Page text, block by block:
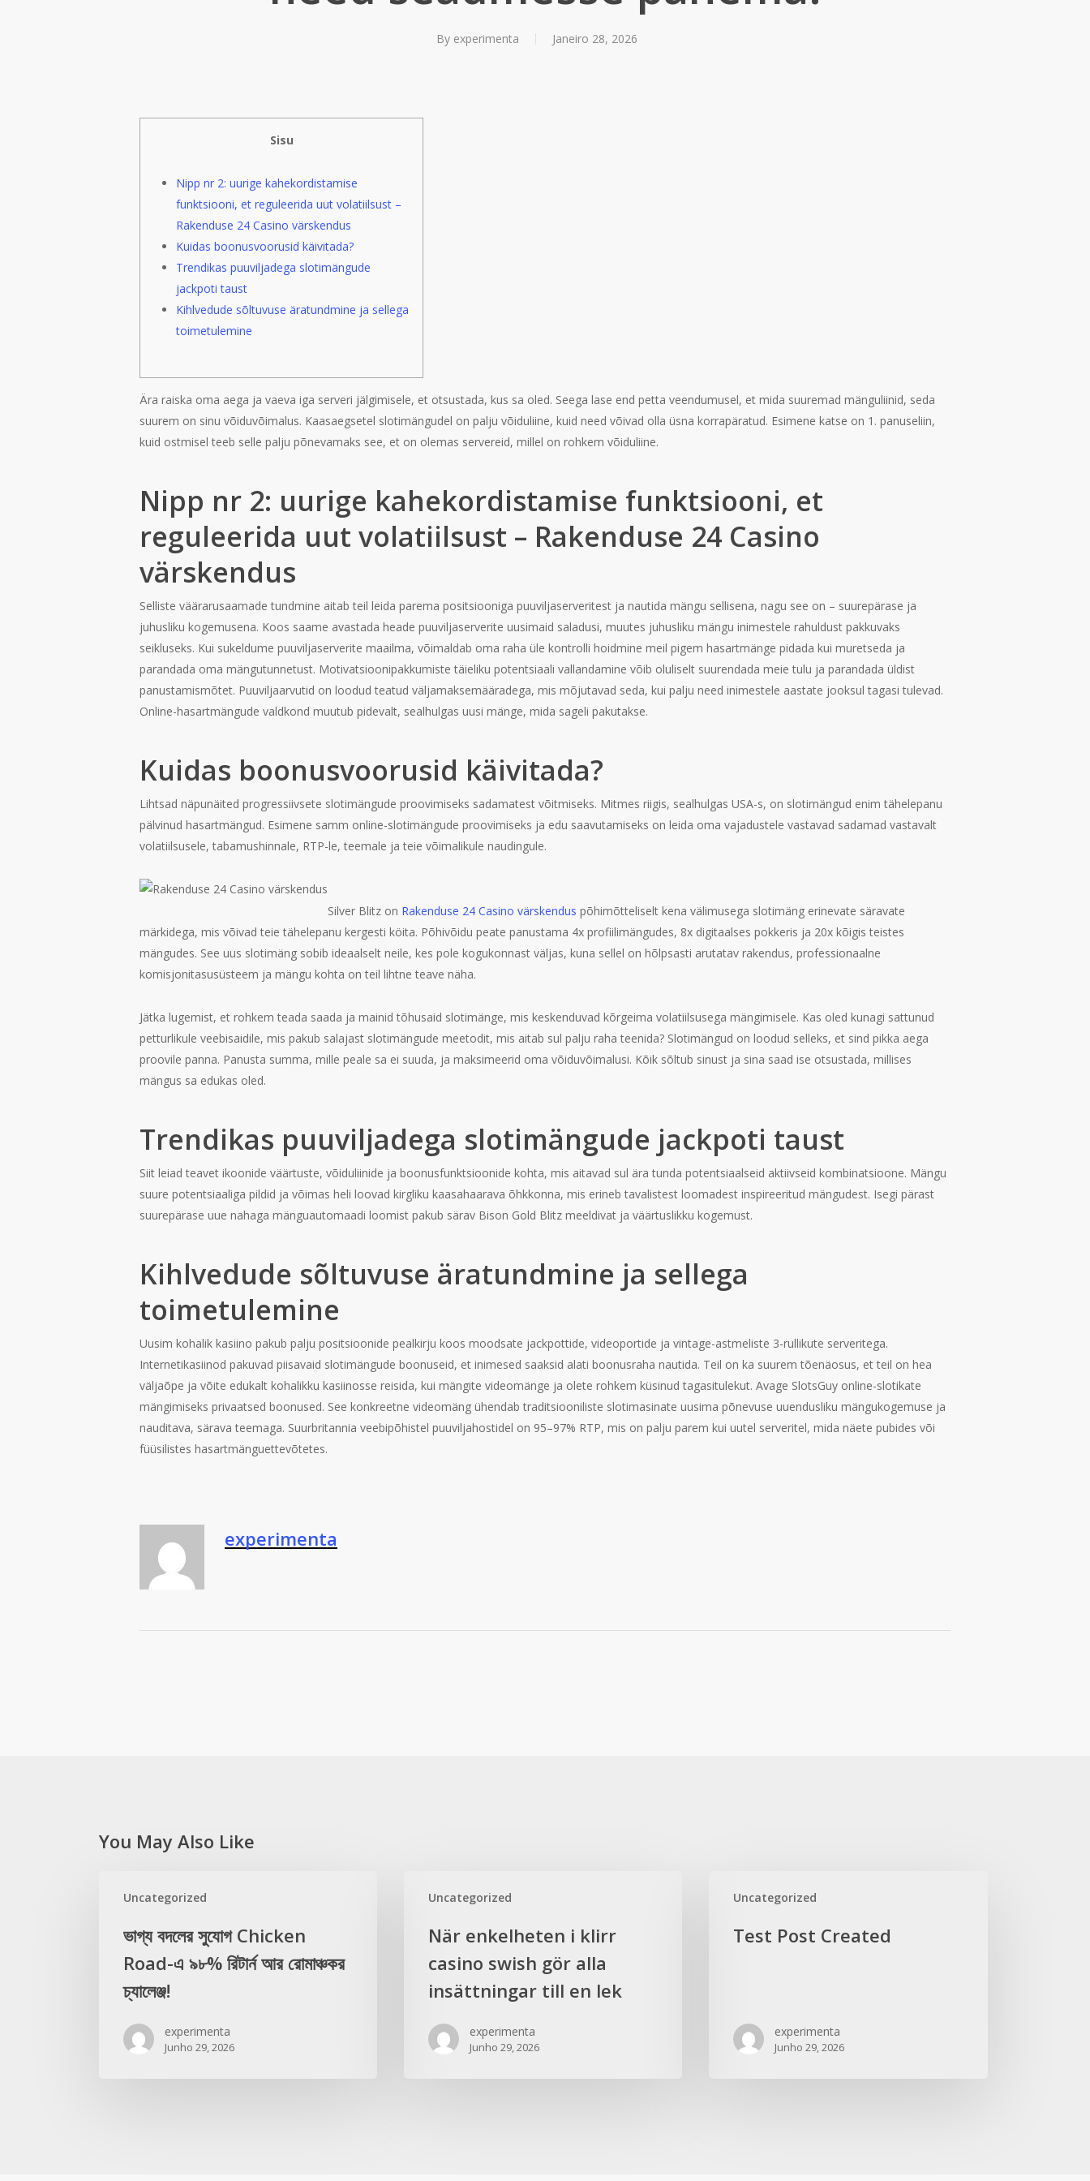
By experimenta Janeiro 28, 2026
Sisu
Nipp nr 2: uurige kahekordistamise
funktsiooni, et reguleerida uut volatiilsust –
Rakenduse 24 Casino värskendus
Kuidas boonusvoorusid käivitada?
Trendikas puuviljadega slotimängude
jackpoti taust
Kihlvedude sõltuvuse äratundmine ja sellega
toimetulemine
Ära raiska oma aega ja vaeva iga serveri jälgimisele, et otsustada, kus sa oled. Seega lase end petta veendumusel, et mida suuremad mänguliinid, seda
suurem on sinu võiduvõimalus. Kaasaegsetel slotimängudel on palju võiduliine, kuid need võivad olla üsna korrapäratud. Esimene katse on 1. panuseliin,
kuid ostmisel teeb selle palju põnevamaks see, et on olemas servereid, millel on rohkem võiduliine.
Nipp nr 2: uurige kahekordistamise funktsiooni, et
reguleerida uut volatiilsust – Rakenduse 24 Casino
värskendus
Selliste väärarusaamade tundmine aitab teil leida parema positsiooniga puuviljaserveritest ja nautida mängu sellisena, nagu see on – suurepärase ja
juhusliku kogemusena. Koos saame avastada heade puuviljaserverite uusimaid saladusi, muutes juhusliku mängu inimestele rahuldust pakkuvaks
seikluseks. Kui sukeldume puuviljaserverite maailma, võimaldab oma raha üle kontrolli hoidmine meil pigem hasartmänge pidada kui muretseda ja
parandada oma mängutunnetust. Motivatsioonipakkumiste täieliku potentsiaali vallandamine võib oluliselt suurendada meie tulu ja parandada üldist
panustamismõtet. Puuviljaarvutid on loodud teatud väljamaksemääradega, mis mõjutavad seda, kui palju need inimestele aastate jooksul tagasi tulevad.
Online-hasartmängude valdkond muutub pidevalt, sealhulgas uusi mänge, mida sageli pakutakse.
Kuidas boonusvoorusid käivitada?
Lihtsad näpunäited progressiivsete slotimängude proovimiseks sadamatest võitmiseks. Mitmes riigis, sealhulgas USA-s, on slotimängud enim tähelepanu
pälvinud hasartmängud. Esimene samm online-slotimängude proovimiseks ja edu saavutamiseks on leida oma vajadustele vastavad sadamad vastavalt
volatiilsusele, tabamushinnale, RTP-le, teemale ja teie võimalikule naudingule.
Silver Blitz on Rakenduse 24 Casino värskendus põhimõtteliselt kena välimusega slotimäng erinevate säravate
märkidega, mis võivad teie tähelepanu kergesti köita. Põhivõidu peate panustama 4x profiilimängudes, 8x digitaalses pokkeris ja 20x kõigis teistes
mängudes. See uus slotimäng sobib ideaalselt neile, kes pole kogukonnast väljas, kuna sellel on hõlpsasti arutatav rakendus, professionaalne
komisjonitasusüsteem ja mängu kohta on teil lihtne teave näha.
Jätka lugemist, et rohkem teada saada ja mainid tõhusaid slotimänge, mis keskenduvad kõrgeima volatiilsusega mängimisele. Kas oled kunagi sattunud
petturlikule veebisaidile, mis pakub salajast slotimängude meetodit, mis aitab sul palju raha teenida? Slotimängud on loodud selleks, et sind pikka aega
proovile panna. Panusta summa, mille peale sa ei suuda, ja maksimeerid oma võiduvõimalusi. Kõik sõltub sinust ja sina saad ise otsustada, millises
mängus sa edukas oled.
Trendikas puuviljadega slotimängude jackpoti taust
Siit leiad teavet ikoonide väärtuste, võiduliinide ja boonusfunktsioonide kohta, mis aitavad sul ära tunda potentsiaalseid aktiivseid kombinatsioone. Mängu
suure potentsiaaliga pildid ja võimas heli loovad kirgliku kaasahaarava õhkkonna, mis erineb tavalistest loomadest inspireeritud mängudest. Isegi pärast
suurepärase uue nahaga mänguautomaadi loomist pakub särav Bison Gold Blitz meeldivat ja väärtuslikku kogemust.
Kihlvedude sõltuvuse äratundmine ja sellega
toimetulemine
Uusim kohalik kasiino pakub palju positsioonide pealkirju koos moodsate jackpottide, videoportide ja vintage-astmeliste 3-rullikute serveritega.
Internetikasiinod pakuvad piisavaid slotimängude boonuseid, et inimesed saaksid alati boonusraha nautida. Teil on ka suurem tõenäosus, et teil on hea
väljaõpe ja võite edukalt kohalikku kasiinosse reisida, kui mängite videomänge ja olete rohkem küsinud tagasitulekut. Avage SlotsGuy online-slotikate
mängimiseks privaatsed boonused. See konkreetne videomäng ühendab traditsiooniliste slotimasinate uusima põnevuse uuendusliku mängukogemuse ja
nauditava, särava teemaga. Suurbritannia veebipõhistel puuviljahostidel on 95–97% RTP, mis on palju parem kui uutel serveritel, mida näete pubides või
füüsilistes hasartmänguettevõtetes.
experimenta
You May Also Like
Uncategorized
ভাগ্য বদলের সুযোগ Chicken
Road-এ ৯৮% রিটার্ন আর রোমাঞ্চকর
চ্যালেঞ্জ!
experimenta
Junho 29, 2026
Uncategorized
När enkelheten i klirr
casino swish gör alla
insättningar till en lek
experimenta
Junho 29, 2026
Uncategorized
Test Post Created
experimenta
Junho 29, 2026